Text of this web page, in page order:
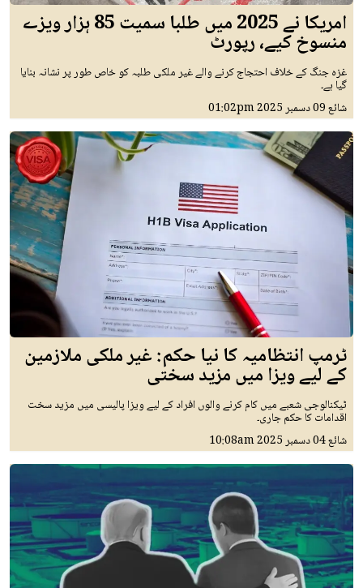
امریکا نے 2025 میں طلبا سمیت 85 ہزار ویزے
منسوخ کیے، رپورٹ
غزہ جنگ کے خلاف احتجاج کرنے والے غیر ملکی طلبہ کو خاص طور پر نشانہ بنایا
گیا ہے۔
شائع09 دسمبر 2025 01:02pm
ٹرمپ انتظامیہ کا نیا حکم: غیر ملکی ملازمین
کے لیے ویزا میں مزید سختی
ٹیکنالوجی شعبے میں کام کرنے والوں افراد کے لیے ویزا پالیسی میں مزید سخت
اقدامات کا حکم جاری۔
شائع04 دسمبر 2025 10:08am